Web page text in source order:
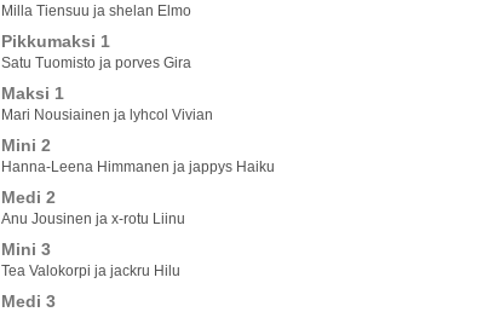
Milla Tiensuu ja shelan Elmo
Pikkumaksi 1
Satu Tuomisto ja porves Gira
Maksi 1
Mari Nousiainen ja lyhcol Vivian
Mini 2
Hanna-Leena Himmanen ja jappys Haiku
Medi 2
Anu Jousinen ja x-rotu Liinu
Mini 3
Tea Valokorpi ja jackru Hilu
Medi 3